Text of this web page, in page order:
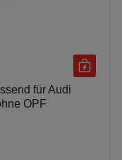
für Audi
OPF